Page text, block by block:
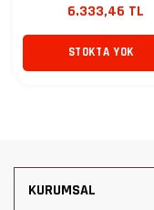
6.333,46 TL
STOKTA YOK
KURUMSAL